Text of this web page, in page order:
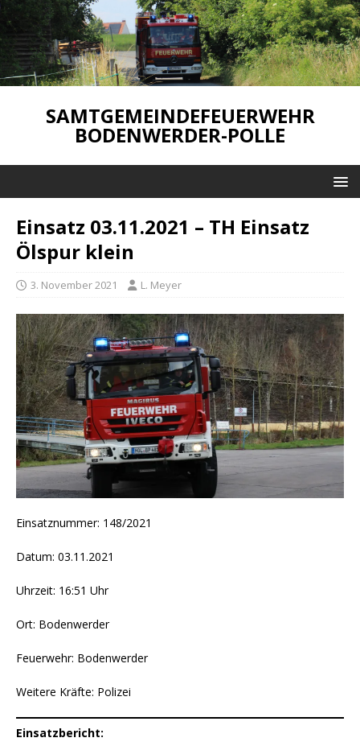
SAMTGEMEINDEFEUERWEHR
BODENWERDER-POLLE
Einsatz 03.11.2021 – TH Einsatz
Ölspur klein
3. November 2021 L. Meyer
Einsatznummer: 148/2021
Datum: 03.11.2021
Uhrzeit: 16:51 Uhr
Ort: Bodenwerder
Feuerwehr: Bodenwerder
Weitere Kräfte: Polizei
Einsatzbericht: